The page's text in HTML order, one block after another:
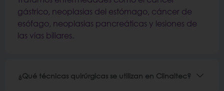
gástrico, neoplasias del estómago, cáncer de
esófago, neoplasias pancreáticas y lesiones de
las vías biliares.
¿Qué técnicas quirúrgicas se utilizan en Clinaltec?